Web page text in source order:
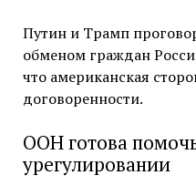
Путин и Трамп
обменом граждан
что американская
договоренности.
ООН готова
урегулировании